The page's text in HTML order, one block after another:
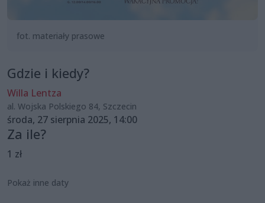
fot. materiały prasowe
Gdzie i kiedy?
Willa Lentza
al. Wojska Polskiego 84, Szczecin
środa, 27 sierpnia 2025, 14:00
Za ile?
1 zł
Pokaż inne daty